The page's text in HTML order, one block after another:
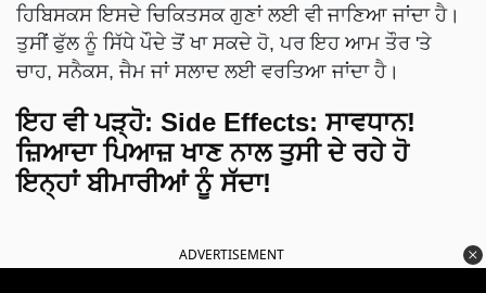
ਹਿਬਿਸਕਸ ਇਸਦੇ ਚਿਕਿਤਸਕ ਗੁਣਾਂ ਲਈ ਵੀ ਜਾਣਿਆ ਜਾਂਦਾ ਹੈ।
ਤੁਸੀਂ ਫੁੱਲ ਨੂੰ ਸਿੱਧੇ ਪੌਦੇ ਤੋਂ ਖਾ ਸਕਦੇ ਹੋ, ਪਰ ਇਹ ਆਮ ਤੌਰ 'ਤੇ
ਚਾਹ, ਸਨੈਕਸ, ਜੈਮ ਜਾਂ ਸਲਾਦ ਲਈ ਵਰਤਿਆ ਜਾਂਦਾ ਹੈ।
ਇਹ ਵੀ ਪੜ੍ਹੋ: Side Effects: ਸਾਵਧਾਨ!
ਜ਼ਿਆਦਾ ਪਿਆਜ਼ ਖਾਣ ਨਾਲ ਤੁਸੀ ਦੇ ਰਹੇ ਹੋ
ਇਨ੍ਹਾਂ ਬੀਮਾਰੀਆਂ ਨੂੰ ਸੱਦਾ!